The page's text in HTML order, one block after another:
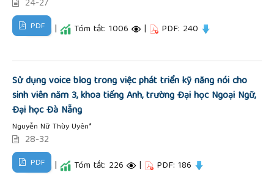
PDF | Tóm tắt: 1006 | PDF: 240
Sử dụng voice blog trong việc phát triển kỹ năng nói cho
sinh viên năm 3, khoa tiếng Anh, trường Đại học Ngoại Ngữ,
Đại học Đà Nẵng
Nguyễn Nữ Thùy Uyên*
28-32
PDF | Tóm tắt: 226 | PDF: 186